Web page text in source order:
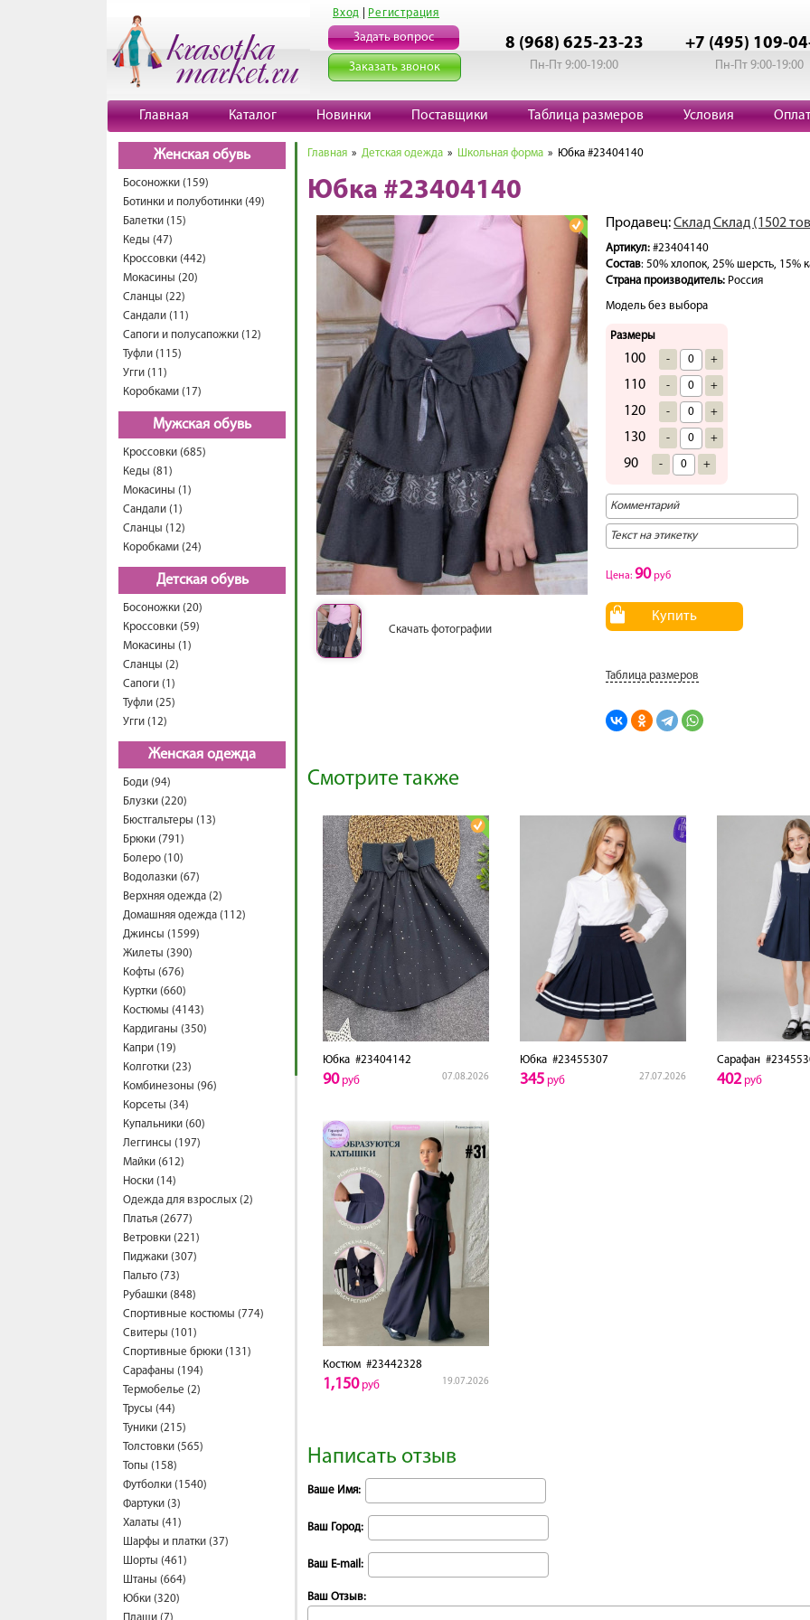
Вход Регистрация
Задать вопрос
Заказать звонок
8 (968) 625-23-23
Пн-Пт 9:00-19:00
+7 (495) 109-
Пн-Пт 9:00-19:00
Главная Каталог Новинки Поставщики Таблица размеров Условия
Женская обувь
Босоножки (159)
Ботинки и полуботинки (49)
Балетки (15)
Кеды (47)
Кроссовки (442)
Мокасины (20)
Сланцы (22)
Сандали (11)
Сапоги и полусапожки (12)
Туфли (115)
Угги (11)
Коробками (17)
Мужская обувь
Кроссовки (685)
Кеды (81)
Мокасины (1)
Сандали (1)
Сланцы (12)
Коробками (24)
Детская обувь
Босоножки (20)
Кроссовки (59)
Мокасины (1)
Сланцы (2)
Сапоги (1)
Туфли (25)
Угги (12)
Женская одежда
Боди (94)
Блузки (220)
Бюстгальтеры (13)
Брюки (791)
Болеро (10)
Водолазки (67)
Верхняя одежда (2)
Домашняя одежда (112)
Джинсы (1599)
Жилеты (390)
Кофты (676)
Куртки (660)
Костюмы (4143)
Кардиганы (350)
Капри (19)
Колготки (23)
Комбинезоны (96)
Корсеты (34)
Купальники (60)
Леггинсы (197)
Майки (612)
Носки (14)
Одежда для взрослых (2)
Платья (2677)
Ветровки (221)
Пиджаки (307)
Пальто (73)
Рубашки (848)
Спортивные костюмы (774)
Свитеры (101)
Спортивные брюки (131)
Сарафаны (194)
Термобелье (2)
Трусы (44)
Туники (215)
Толстовки (565)
Топы (158)
Футболки (1540)
Фартуки (3)
Халаты (41)
Шарфы и платки (37)
Шорты (461)
Штаны (664)
Юбки (320)
Главная » Детская одежда » Школьная форма » Юбка #23404140
Юбка #23404140
Скачать фотографии
Продавец:Склад Склад (1502
Артикул: #23404140
Состав: 50% хлопок, 25% шерсть, 15%
Страна производитель: Россия
Модель без выбора
Размеры
100 - +
110 - +
120 - +
130 - +
90 - +
Цена: 90руб
Купить
Таблица размеров
Смотрите также
Юбка #23404142
07.08.2026
90руб
Юбка#23455307
27.07.2026
345руб
Сарафан
402руб
Костюм #23442328
19.07.2026
1,150руб
Написать отзыв
Ваше Имя:
Ваш Город:
Ваш E-mail:
Ваш Отзыв: